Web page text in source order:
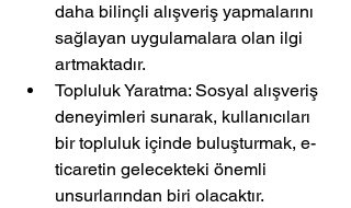
daha bilinçli alışveriş yapmalarını
sağlayan uygulamalara olan ilgi
artmaktadır.
Topluluk Yaratma: Sosyal alışveriş
deneyimleri sunarak, kullanıcıları
bir topluluk içinde buluşturmak, e-
ticaretin gelecekteki önemli
unsurlarından biri olacaktır.